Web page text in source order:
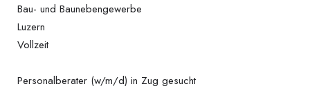
Bau- und Baunebengewerbe
Luzern
Vollzeit
Personalberater (w/m/d) in Zug gesucht